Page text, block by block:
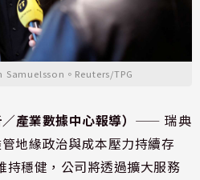
Samuelsson。Reuters/TPG
產業數據中心報導） ⸺ 瑞典
地緣政治與成本壓力持續存
持穩健，公司將透過擴大服務